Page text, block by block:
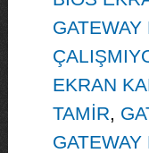
EKRAN
TAMİR,